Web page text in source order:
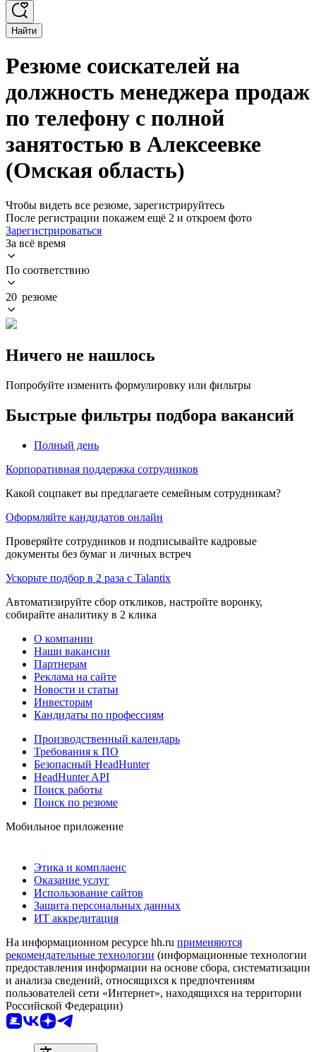
Найти
Резюме соискателей на
должность менеджера продаж
по телефону с полной
занятостью в Алексеевке
(Омская область)
Чтобы видеть все резюме, зарегистрируйтесь
После регистрации покажем ещё 2 и откроем фото
Зарегистрироваться
За всё время
По соответствию
20 резюме
Ничего не нашлось
Попробуйте изменить формулировку или фильтры
Быстрые фильтры подбора вакансий
Полный день
Корпоративная поддержка сотрудников
Какой соцпакет вы предлагаете семейным сотрудникам?
Оформляйте кандидатов онлайн
Проверяйте сотрудников и подписывайте кадровые
документы без бумаг и личных встреч
Ускорьте подбор в 2 раза с Talantix
Автоматизируйте сбор откликов, настройте воронку,
собирайте аналитику в 2 клика
О компании
Наши вакансии
Партнерам
Реклама на сайте
Новости и статьи
Инвесторам
Кандидаты по профессиям
Производственный календарь
Требования к ПО
Безопасный HeadHunter
HeadHunter API
Поиск работы
Поиск по резюме
Мобильное приложение
Этика и комплаенс
Оказание услуг
Использование сайтов
Защита персональных данных
ИТ аккредитация
На информационном ресурсе hh.ru применяются
рекомендательные технологии (информационные технологии
предоставления информации на основе сбора, систематизации
и анализа сведений, относящихся к предпочтениям
пользователей сети «Интернет», находящихся на территории
Российской Федерации)